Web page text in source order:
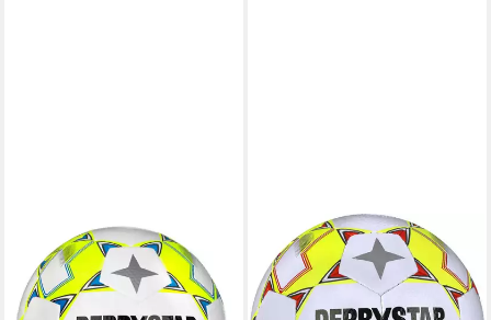
DERBYSTAR
Fußball Derbystar Fussball
Apus Light v24
ab 25,98 €
DERBYSTAR
Fußball Derbystar Kinder
Fussball Apus S-Light v23
ab 17,83 € UVP29,99 €